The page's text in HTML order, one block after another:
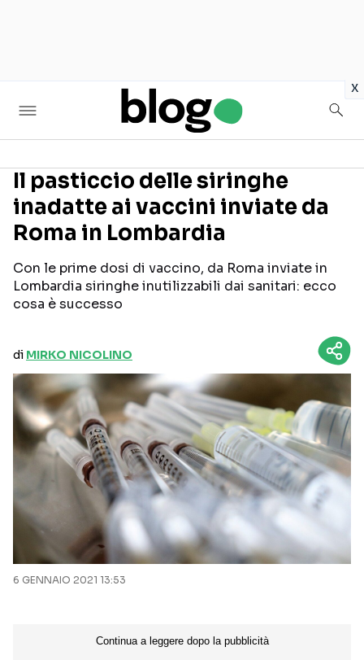
x
Seguici sui social
Il pasticcio delle siringhe
inadatte ai vaccini inviate da
Roma in Lombardia
Con le prime dosi di vaccino, da Roma inviate in
Lombardia siringhe inutilizzabili dai sanitari: ecco
cosa è successo
di MIRKO NICOLINO
6 GENNAIO 2021 13:53